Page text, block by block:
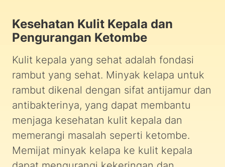
Kesehatan Kulit Kepala dan
Pengurangan Ketombe
Kulit kepala yang sehat adalah fondasi
rambut yang sehat. Minyak kelapa untuk
rambut dikenal dengan sifat antijamur dan
antibakterinya, yang dapat membantu
menjaga kesehatan kulit kepala dan
memerangi masalah seperti ketombe.
Memijat minyak kelapa ke kulit kepala